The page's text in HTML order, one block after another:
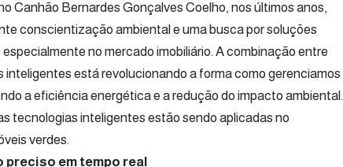
Canhão Bernardes Gonçalves Coelho, nos últimos anos,
conscientização ambiental e uma busca por soluções
no mercado imobiliário. A combinação entre
está revolucionando a forma como gerenciamos
a eficiência energética e a redução do impacto ambiental.
tecnologias inteligentes estão sendo aplicadas no
verdes.
em tempo real